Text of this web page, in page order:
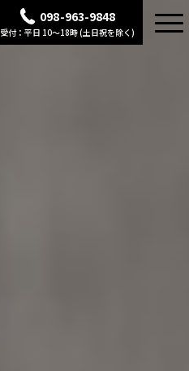
098-963-9848
受付：平日 10〜18時 (土日祝を除く)